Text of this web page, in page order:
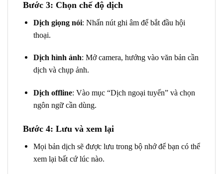
Bước 3: Chọn chế độ dịch
Dịch giọng nói: Nhấn nút ghi âm để bắt đầu hội
thoại.
Dịch hình ảnh: Mở camera, hướng vào văn bản cần
dịch và chụp ảnh.
Dịch offline: Vào mục “Dịch ngoại tuyến” và chọn
ngôn ngữ cần dùng.
Bước 4: Lưu và xem lại
Mọi bản dịch sẽ được lưu trong bộ nhớ để bạn có thể
xem lại bất cứ lúc nào.